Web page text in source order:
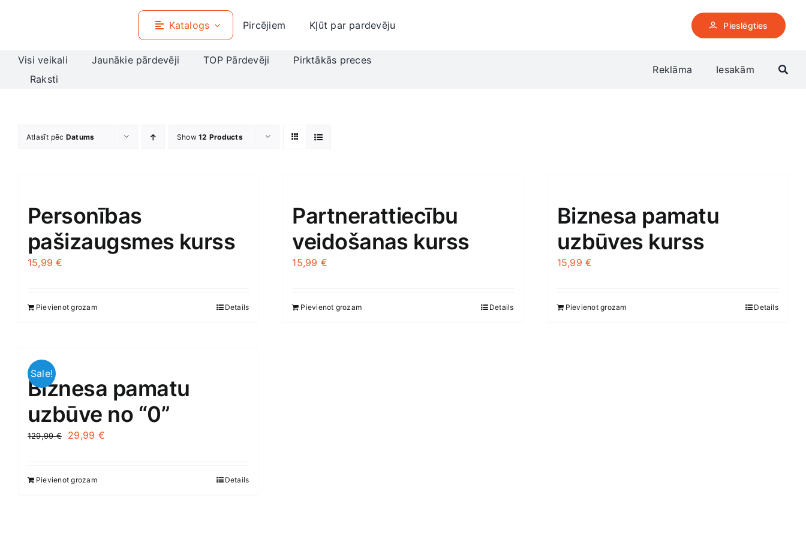
Katalogs Pircējiem Kļūt par pardevēju Pieslēgties
Visi veikali Jaunākie pārdevēji TOP Pārdevēji
Pirktākās preces
Raksti
Reklāma Iesakām
Atlasīt pēc Datums Show12 Products
Personības
pašizaugsmes kurss
15,99€
Pievienot grozam Details
Partnerattiecību
veidošanas kurss
15,99 €
Pievienot grozam Details
Biznesa pamatu
uzbūves kurss
15,99€
Pievienot grozam Details
Sale!
Biznesa pamatu
uzbūve no “0”
129,99€
Original
129,99 €.
29,99 €Current
Pievienot grozam Details